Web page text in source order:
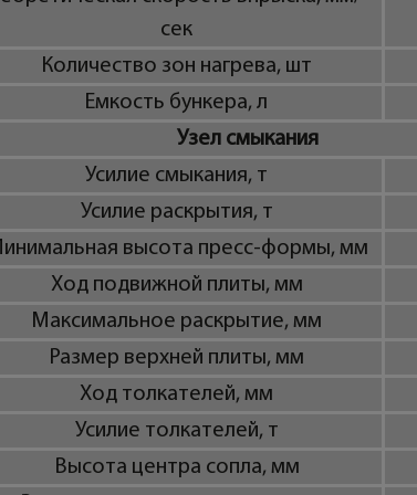
сек
Количество зон нагрева, шт
Емкость бункера, л
Узел смыкания
Усилие смыкания, т
Усилие раскрытия, т
высота пресс-формы, мм
Ход подвижной плиты, мм
Максимальное раскрытие, мм
Размер верхней плиты, мм
Ход толкателей, мм
Усилие толкателей, т
Высота центра сопла, мм